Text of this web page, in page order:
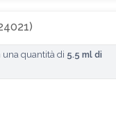
una quantità di 5.5 ml di